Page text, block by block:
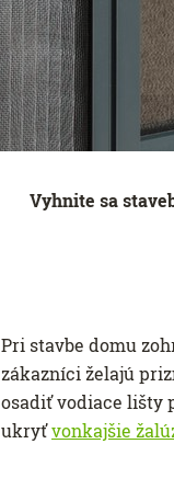
Vyhnite sa
Pri stavbe domu
zákazníci želajú
osadiť vodiace lišty
ukryťvonkajšie